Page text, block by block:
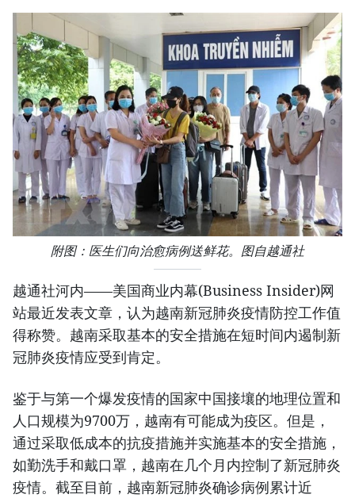
附图：医生们向治愈病例送鲜花。图自越通社
越通社河内——美国商业内幕(Business Insider)网
站最近发表文章，认为越南新冠肺炎疫情防控工作值
得称赞。越南采取基本的安全措施在短时间内遏制新
冠肺炎疫情应受到肯定。
鉴于与第一个爆发疫情的国家中国接壤的地理位置和
人口规模为9700万，越南有可能成为疫区。但是，
通过采取低成本的抗疫措施并实施基本的安全措施，
如勤洗手和戴口罩，越南在几个月内控制了新冠肺炎
疫情。截至目前，越南新冠肺炎确诊病例累计近